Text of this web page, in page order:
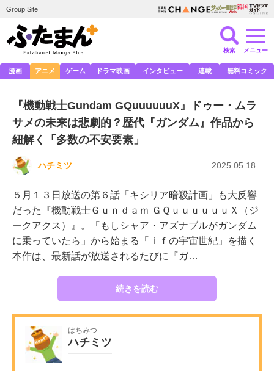
Group Site
検索 メニュー
漫画 アニメ ゲーム ドラマ映画 インタビュー 連載 無料コミック
『機動戦士Gundam GQuuuuuuX』ドゥー・ムラ
サメの未来は悲劇的？歴代『ガンダム』作品から
紐解く「多数の不安要素」
ハチミツ 2025.05.18
５月１３日放送の第６話「キシリア暗殺計画」も大反響
だった『機動戦士Ｇｕｎｄａｍ ＧＱｕｕｕｕｕｕＸ（ジ
ークアクス）』。「もしシャア・アズナブルがガンダム
に乗っていたら」から始まる「ｉｆの宇宙世紀」を描く
本作は、最新話が放送されるたびに『ガ…
続きを読む
はちみつ
ハチミツ